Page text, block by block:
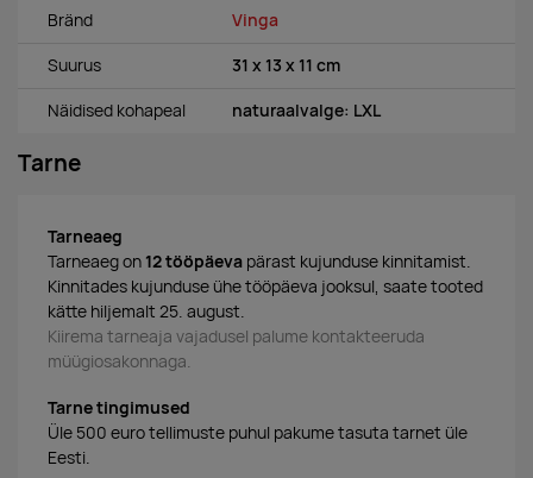
Bränd Vinga
Suurus 31 x 13 x 11 cm
Näidised kohapeal naturaalvalge: LXL
Tarne
Tarneaeg
Tarneaeg on 12 tööpäeva pärast kujunduse kinnitamist.
Kinnitades kujunduse ühe tööpäeva jooksul, saate tooted
kätte hiljemalt 25. august.
Kiirema tarneaja vajadusel palume kontakteeruda
müügiosakonnaga.
Tarne tingimused
Üle 500 euro tellimuste puhul pakume tasuta tarnet üle
Eesti.